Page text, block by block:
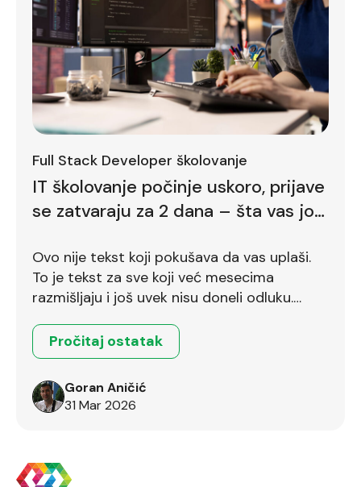
Full Stack Developer školovanje
IT školovanje počinje uskoro, prijave
se zatvaraju za 2 dana – šta vas još
Ovo nije tekst koji pokušava da vas uplaši.
To je tekst za sve koji već mesecima
razmišljaju i još uvek nisu doneli odluku.
Pročitaj ostatak
Goran Aničić
31 Mar 2026